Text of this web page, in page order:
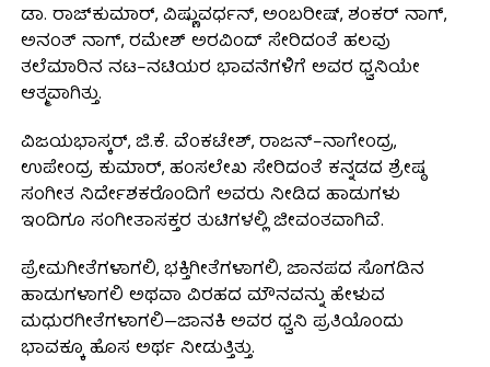
ಡಾ. ರಾಜ್‌ಕುಮಾರ್, ವಿಷ್ಣುವರ್ಧನ್, ಅಂಬರೀಷ್, ಶಂಕರ್ ನಾಗ್,
ಅನಂತ್ ನಾಗ್, ರಮೇಶ್ ಅರವಿಂದ್ ಸೇರಿದಂತೆ ಹಲವು
ತಲೆಮಾರಿನ ನಟ–ನಟಿಯರ ಭಾವನೆಗಳಿಗೆ ಅವರ ಧ್ವನಿಯೇ
ಆತ್ಮವಾಗಿತ್ತು.
ವಿಜಯಭಾಸ್ಕರ್, ಜಿ.ಕೆ. ವೆಂಕಟೇಶ್, ರಾಜನ್–ನಾಗೇಂದ್ರ,
ಉಪೇಂದ್ರ ಕುಮಾರ್, ಹಂಸಲೇಖ ಸೇರಿದಂತೆ ಕನ್ನಡದ ಶ್ರೇಷ್ಠ
ಸಂಗೀತ ನಿರ್ದೇಶಕರೊಂದಿಗೆ ಅವರು ನೀಡಿದ ಹಾಡುಗಳು
ಇಂದಿಗೂ ಸಂಗೀತಾಸಕ್ತರ ತುಟಿಗಳಲ್ಲಿ ಜೀವಂತವಾಗಿವೆ.
ಪ್ರೇಮಗೀತೆಗಳಾಗಲಿ, ಭಕ್ತಿಗೀತೆಗಳಾಗಲಿ, ಜಾನಪದ ಸೊಗಡಿನ
ಹಾಡುಗಳಾಗಲಿ ಅಥವಾ ವಿರಹದ ಮೌನವನ್ನು ಹೇಳುವ
ಮಧುರಗೀತೆಗಳಾಗಲಿ—ಜಾನಕಿ ಅವರ ಧ್ವನಿ ಪ್ರತಿಯೊಂದು
ಭಾವಕ್ಕೂ ಹೊಸ ಅರ್ಥ ನೀಡುತ್ತಿತ್ತು.